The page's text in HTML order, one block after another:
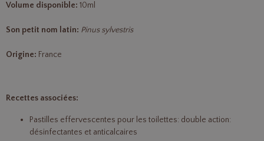
Volume disponible: 10ml
Son petit nom latin: Pinus sylvestris
Origine: France
Recettes associées:
Pastilles effervescentes pour les toilettes: double action:
désinfectantes et anticalcaires